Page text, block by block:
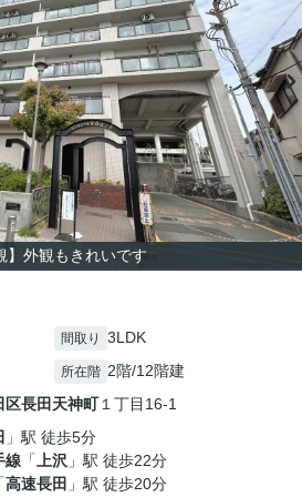
】外観もきれいです
間取り 3LDK
所在階 2階/12階建
区長田天神町１丁目16-1
」駅 徒歩5分
線 「 上沢 」駅 徒歩22分
「高速長田 」駅 徒歩20分